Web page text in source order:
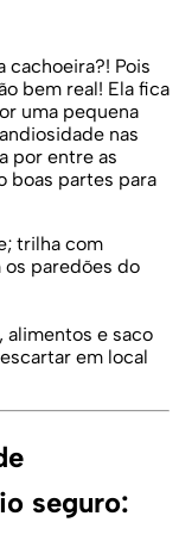
cachoeira?! Pois
bem real! Ela fica
uma pequena
nas
por entre as
boas partes para
trilha com
paredões do
alimentos e saco
em local
seguro: